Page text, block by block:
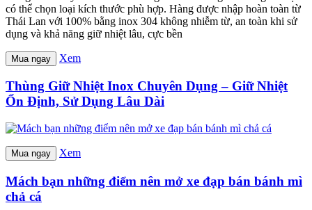
có thể chọn loại kích thước phù hợp. Hàng được nhập hoàn toàn từ
Thái Lan với 100% bằng inox 304 không nhiễm từ, an toàn khi sử
dụng và khả năng giữ nhiệt lâu, cực bền
Mua ngay Xem
Thùng Giữ Nhiệt Inox Chuyên Dụng – Giữ Nhiệt
Ổn Định, Sử Dụng Lâu Dài
Mua ngay Xem
Mách bạn những điểm nên mở xe đạp bán bánh mì
chả cá